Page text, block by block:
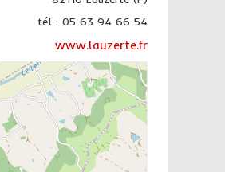
tél : 05 63 94 66 54
www.lauzerte.fr